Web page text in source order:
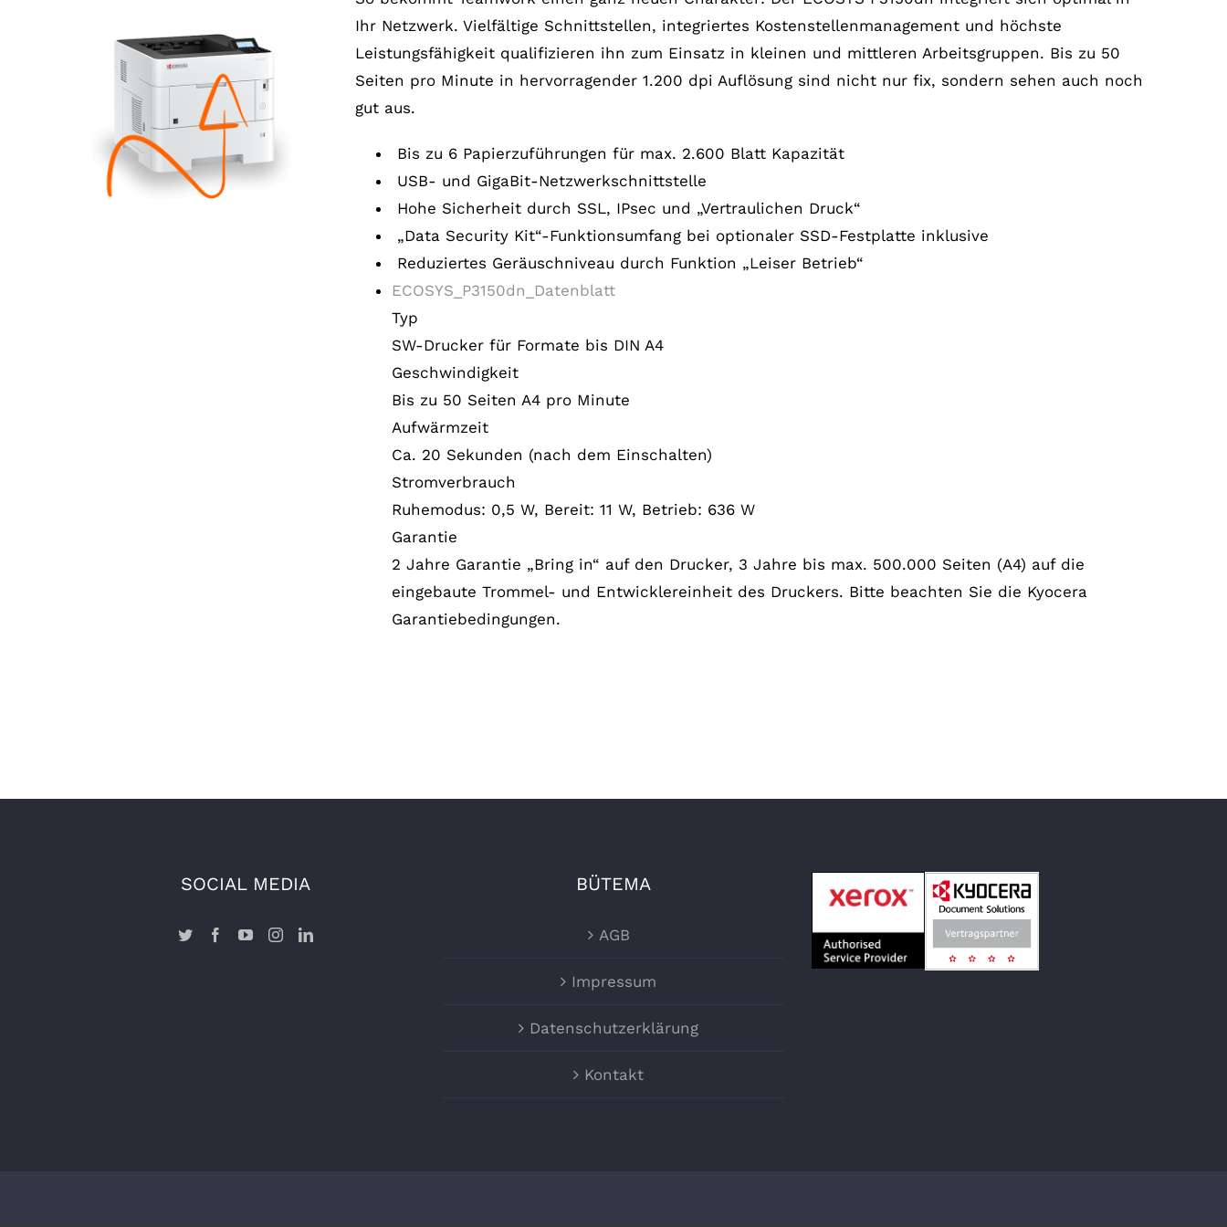
Ihr Netzwerk. Vielfältige Schnittstellen, integriertes Kostenstellenmanagement und höchste
Leistungsfähigkeit qualifizieren ihn zum Einsatz in kleinen und mittleren Arbeitsgruppen. Bis zu 50
Seiten pro Minute in hervorragender 1.200 dpi Auflösung sind nicht nur fix, sondern sehen auch noch
gut aus.
Bis zu 6 Papierzuführungen für max. 2.600 Blatt Kapazität
USB- und GigaBit-Netzwerkschnittstelle
Hohe Sicherheit durch SSL, IPsec und „Vertraulichen Druck“
„Data Security Kit“-Funktionsumfang bei optionaler SSD-Festplatte inklusive
Reduziertes Geräuschniveau durch Funktion „Leiser Betrieb“
ECOSYS_P3150dn_Datenblatt
Typ
SW-Drucker für Formate bis DIN A4
Geschwindigkeit
Bis zu 50 Seiten A4 pro Minute
Aufwärmzeit
Ca. 20 Sekunden (nach dem Einschalten)
Stromverbrauch
Ruhemodus: 0,5 W, Bereit: 11 W, Betrieb: 636 W
Garantie
2 Jahre Garantie „Bring in“ auf den Drucker, 3 Jahre bis max. 500.000 Seiten (A4) auf die
eingebaute Trommel- und Entwicklereinheit des Druckers. Bitte beachten Sie die Kyocera
Garantiebedingungen.
SOCIAL MEDIA BÜTEMA
AGB
Impressum
Datenschutzerklärung
Kontakt